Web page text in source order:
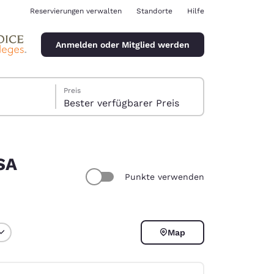
Reservierungen verwalten Standorte Hilfe
Anmelden oder Mitglied werden
Preis
Bester verfügbarer Preis
Punkte verwenden
Map